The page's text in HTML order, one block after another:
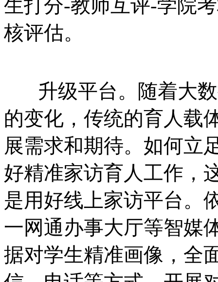
生打分-教师互评-学院
核评估。
升级平台。随着大数
的变化，传统的育人载
展需求和期待。如何立
好精准家访育人工作，
是用好线上家访平台。
一网通办事大厅等智媒
据对学生精准画像，全